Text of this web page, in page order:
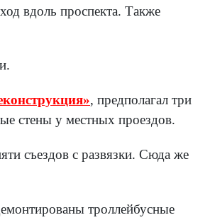
вдоль проспекта. Также
, предполагал три
стены у местных проездов.
съездов с развязки. Сюда же
троллейбусные